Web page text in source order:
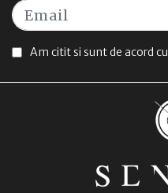
Am citit si sunt de acord cu